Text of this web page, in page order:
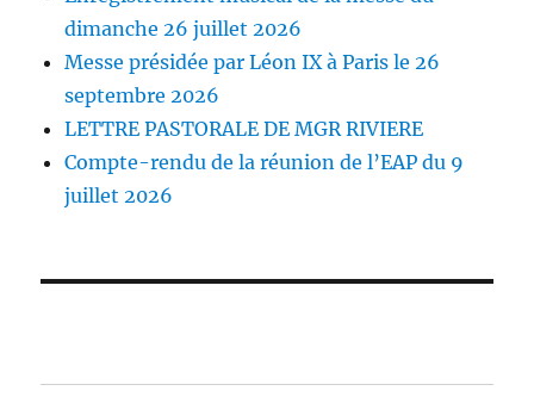
dimanche 26 juillet 2026
Messe présidée par Léon IX à Paris le 26
septembre 2026
LETTRE PASTORALE DE MGR RIVIERE
Compte-rendu de la réunion de l’EAP du 9
juillet 2026